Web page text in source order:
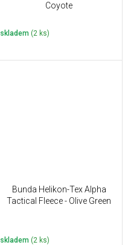
Coyote
skladem (2 ks)
Bunda Helikon-Tex Alpha
Tactical Fleece - Olive Green
skladem (2 ks)